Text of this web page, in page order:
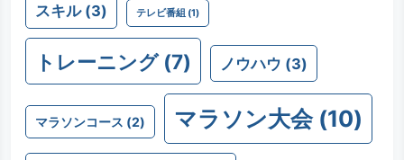
スキル(3) テレビ番組 (1)
トレーニング(7) ノウハウ (3)
マラソンコース (2) マラソン大会(10)